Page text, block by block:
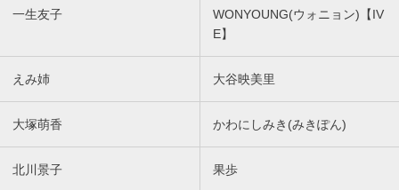
一生友子
WONYOUNG(ウォニョン)【IV
E】
えみ姉 大谷映美里
大塚萌香 かわにしみき(みきぽん)
北川景子 果歩